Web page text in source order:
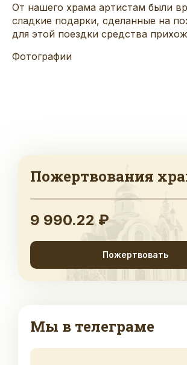
От нашего храма артистам были
сладкие подарки, сделанные на
для этой поездки средства
Фотографии
Пожертвования
9 990.22 ₽
Пожертвовать
Мы в телеграме